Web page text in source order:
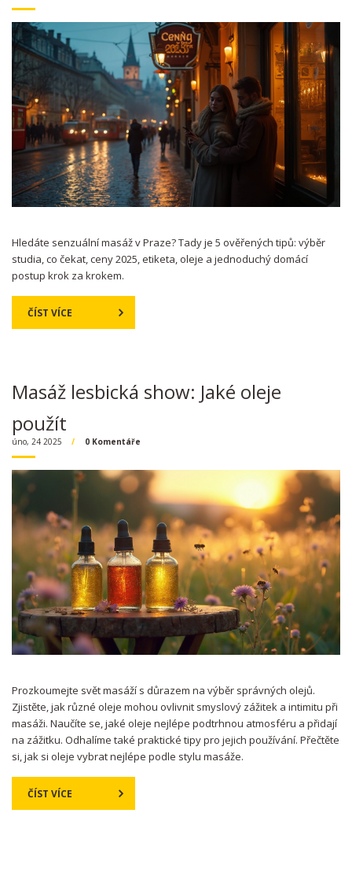
Hledáte senzuální masáž v Praze? Tady je 5 ověřených tipů: výběr
studia, co čekat, ceny 2025, etiketa, oleje a jednoduchý domácí
postup krok za krokem.
ČÍST VÍCE
Masáž lesbická show: Jaké oleje
použít
úno, 24 2025 0 Komentáře
Prozkoumejte svět masáží s důrazem na výběr správných olejů.
Zjistěte, jak různé oleje mohou ovlivnit smyslový zážitek a intimitu při
masáži. Naučíte se, jaké oleje nejlépe podtrhnou atmosféru a přidají
na zážitku. Odhalíme také praktické tipy pro jejich používání. Přečtěte
si, jak si oleje vybrat nejlépe podle stylu masáže.
ČÍST VÍCE